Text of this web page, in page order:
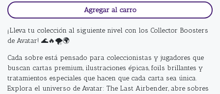
Agregar al carro
¡Lleva tu colección al siguiente nivel con los Collector Boosters
de Avatar! 🌊🔥🌪️🌍
Cada sobre está pensado para coleccionistas y jugadores que
buscan cartas premium, ilustraciones épicas, foils brillantes y
tratamientos especiales que hacen que cada carta sea única.
Explora el universo de Avatar: The Last Airbender, abre sobres